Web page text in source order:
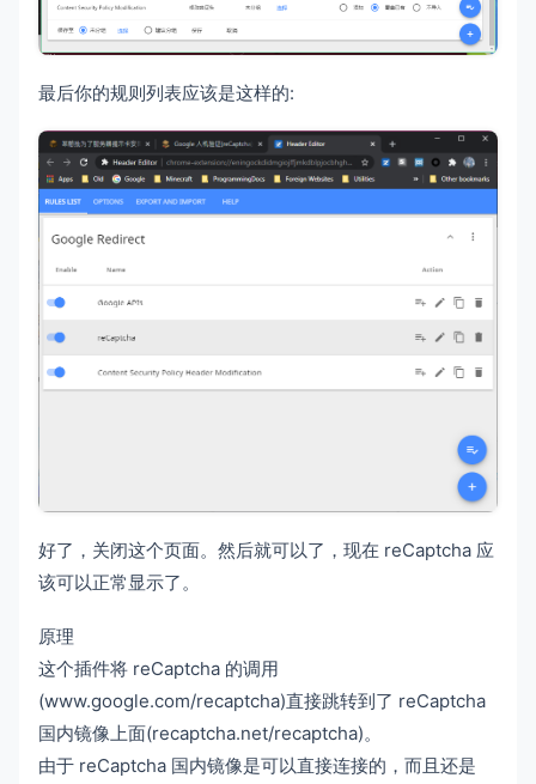
最后你的规则列表应该是这样的:
好了，关闭这个页面。然后就可以了，现在 reCaptcha 应
该可以正常显示了。
原理
这个插件将 reCaptcha 的调用
(www.google.com/recaptcha)直接跳转到了 reCaptcha
国内镜像上面(recaptcha.net/recaptcha)。
由于 reCaptcha 国内镜像是可以直接连接的，而且还是